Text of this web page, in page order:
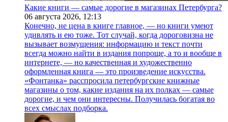
Какие книги — самые дорогие в магазинах Петербурга?
06 августа 2026, 12:13
Конечно, не цена в книге главное, — но книги умеют
удивлять и ею тоже. Тот случай, когда дороговизна не
вызывает возмущения: информацию и текст почти
всегда можно найти в издания попроще, а то и вообще в
интернете, — но качественная и художественно
оформленная книга — это произведение искусства.
«Фонтанка» расспросила петербургские книжные
магазины о том, какие издания на их полках — самые
дорогие, и чем они интересны. Получилась богатая во
всех смыслах подборка.